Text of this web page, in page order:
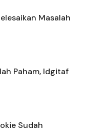
Masalah
Paham, Idgitaf
Sudah